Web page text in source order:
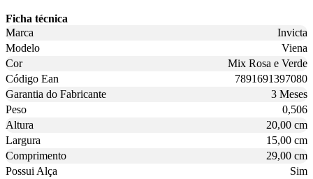
Ficha técnica
Marca
Invicta
Modelo
Viena
Cor
Mix Rosa e Verde
Código Ean
7891691397080
Garantia do Fabricante
3 Meses
Peso
0,506
Altura
20,00 cm
Largura
15,00 cm
Comprimento
29,00 cm
Possui Alça
Sim